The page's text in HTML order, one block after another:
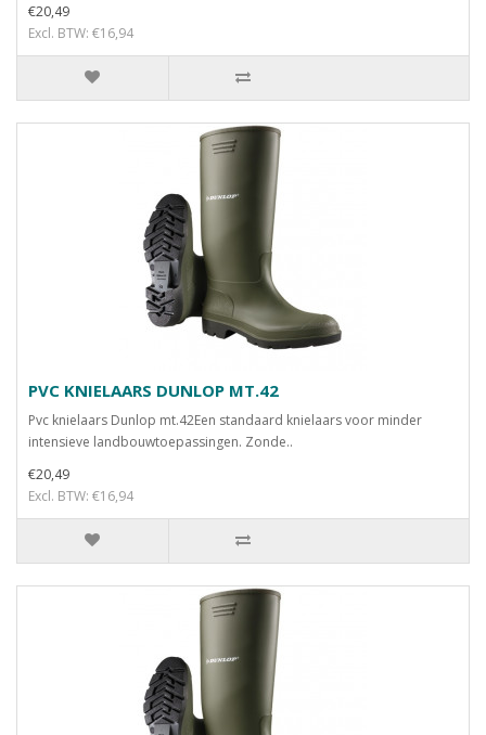
€20,49
Excl. BTW: €16,94
PVC KNIELAARS DUNLOP MT.42
Pvc knielaars Dunlop mt.42Een standaard knielaars voor minder
intensieve landbouwtoepassingen. Zonde..
€20,49
Excl. BTW: €16,94